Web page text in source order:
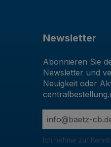
Newsletter
Abonnieren Sie
Newsletter und
Neuigkeit oder
Ich nehme zur